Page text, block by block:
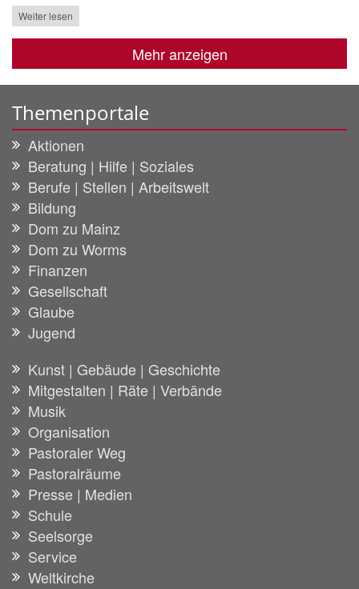
Weiter lesen
Mehr anzeigen
Themenportale
Aktionen
Beratung | Hilfe | Soziales
Berufe | Stellen | Arbeitswelt
Bildung
Dom zu Mainz
Dom zu Worms
Finanzen
Gesellschaft
Glaube
Jugend
Kunst | Gebäude | Geschichte
Mitgestalten | Räte | Verbände
Musik
Organisation
Pastoraler Weg
Pastoralräume
Presse | Medien
Schule
Seelsorge
Service
Weltkirche